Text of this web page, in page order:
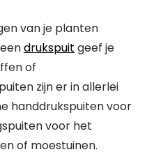
van je planten
drukspuit geef je
of
zijn er in allerlei
handdrukspuiten voor
voor het
of moestuinen.